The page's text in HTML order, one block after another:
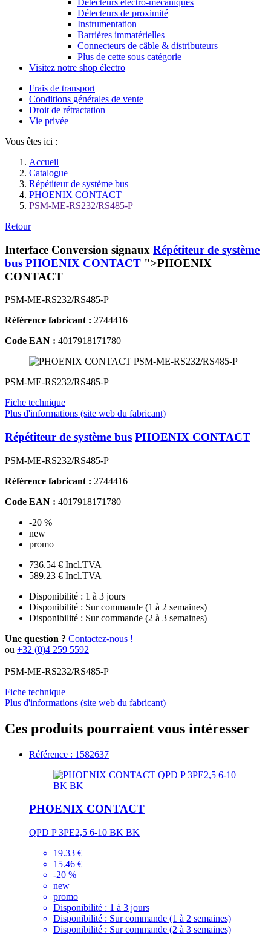
Détecteurs de proximité
Instrumentation
Barrières immatérielles
Connecteurs de câble & distributeurs
Plus de cette sous catégorie
Visitez notre shop électro
Frais de transport
Conditions générales de vente
Droit de rétractation
Vie privée
Vous êtes ici :
Accueil
Catalogue
Répétiteur de système bus
PHOENIX CONTACT
PSM-ME-RS232/RS485-P
Retour
Interface Conversion signaux Répétiteur de système
bus PHOENIX CONTACT ">PHOENIX
CONTACT
PSM-ME-RS232/RS485-P
Référence fabricant : 2744416
Code EAN : 4017918171780
PSM-ME-RS232/RS485-P
Fiche technique
Plus d'informations (site web du fabricant)
Répétiteur de système bus PHOENIX CONTACT
PSM-ME-RS232/RS485-P
Référence fabricant : 2744416
Code EAN : 4017918171780
-20 %
new
promo
736.54 € Incl.TVA
589.23 € Incl.TVA
Disponibilité : 1 à 3 jours
Disponibilité : Sur commande (1 à 2 semaines)
Disponibilité : Sur commande (2 à 3 semaines)
Une question ? Contactez-nous !
ou +32 (0)4 259 5592
PSM-ME-RS232/RS485-P
Fiche technique
Plus d'informations (site web du fabricant)
Ces produits pourraient vous intéresser
Référence : 1582637
PHOENIX CONTACT
QPD P 3PE2,5 6-10 BK BK
19.33 €
15.46 €
-20 %
new
promo
Disponibilité : 1 à 3 jours
Disponibilité : Sur commande (1 à 2 semaines)
Disponibilité : Sur commande (2 à 3 semaines)